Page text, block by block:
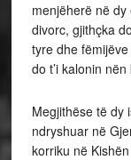
menjëherë në
divorc, gjithçka
tyre dhe
do t’i kalonin
Megjithëse të dy
ndryshuar në
korriku në